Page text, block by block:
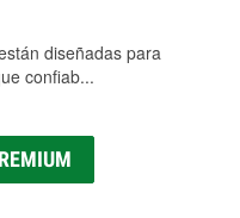
diseñadas para
confiab...